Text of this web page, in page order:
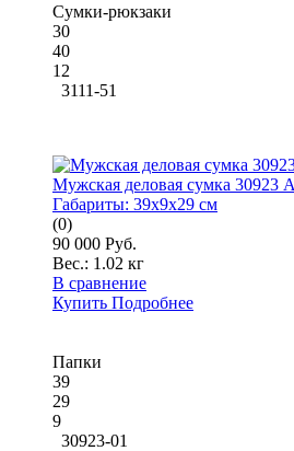
Сумки-рюкзаки
30
40
12
3111-51
Мужская деловая сумка 30923
Габариты: 39x9x29 см
(0)
90 000 Руб.
Вес.: 1.02 кг
В сравнение
Купить Подробнее
Папки
39
29
9
30923-01